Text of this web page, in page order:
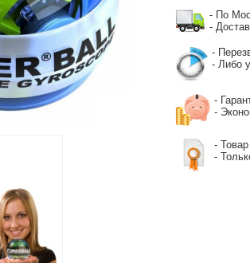
- По
-
-
- Либо
-
-
- Товар
-